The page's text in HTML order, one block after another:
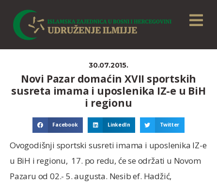
30.07.2015.
Novi Pazar domaćin XVII sportskih
susreta imama i uposlenika IZ-e u BiH
i regionu
Facebook LinkedIn Twitter
Ovogodišnji sportski susreti imama i uposlenika IZ-e
u BiH i regionu, 17. po redu, će se održati u Novom
Pazaru od 02.- 5. augusta. Nesib ef. Hadžić,